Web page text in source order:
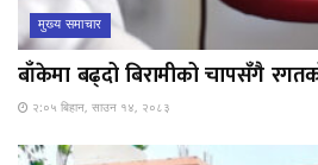
मुख्य समाचार
बाँकेमा बढ्दो बिरामीको चापसँगै
२:०५ बिहान, साउन १४, २०८३